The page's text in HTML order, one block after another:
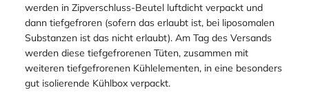
werden in Zipverschluss-Beutel luftdicht verpackt und
dann tiefgefroren (sofern das erlaubt ist, bei liposomalen
Substanzen ist das nicht erlaubt). Am Tag des Versands
werden diese tiefgefrorenen Tüten, zusammen mit
weiteren tiefgefrorenen Kühlelementen, in eine besonders
gut isolierende Kühlbox verpackt.